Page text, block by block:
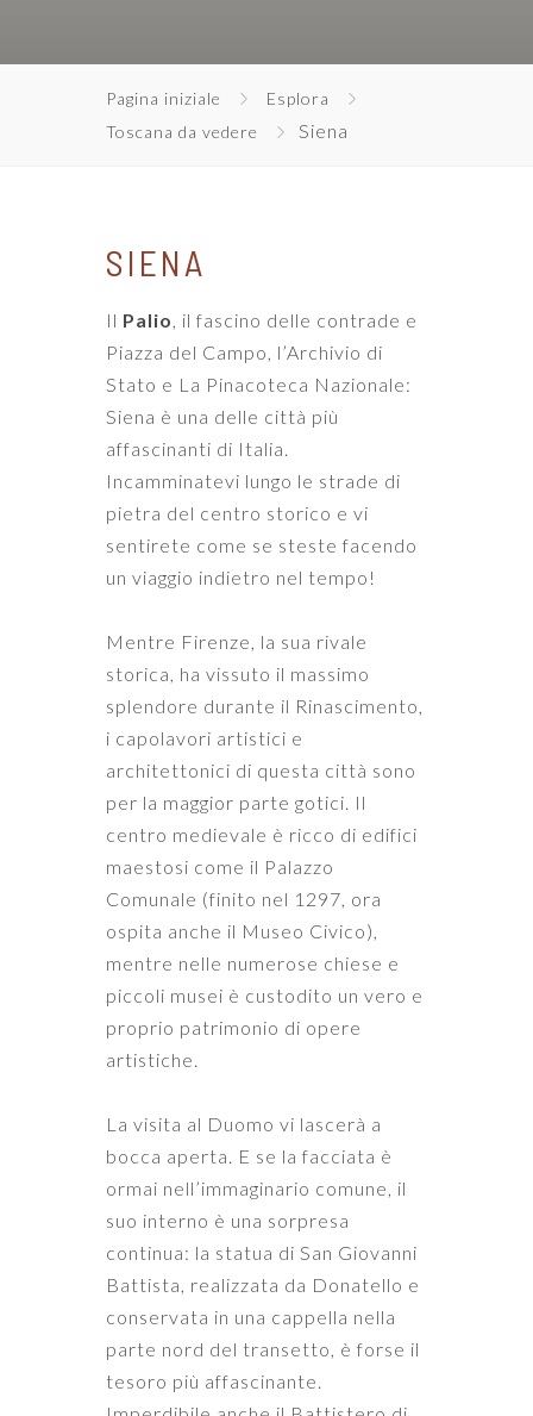
Pagina iniziale
Esplora
Toscana da vedere
Siena
SIENA
Il Palio , il fascino delle contrade e
Piazza del Campo, l’Archivio di
Stato e La Pinacoteca Nazionale:
Siena è una delle città più
affascinanti di Italia.
Incamminatevi lungo le strade di
pietra del centro storico e vi
sentirete come se steste facendo
un viaggio indietro nel tempo!
Mentre Firenze, la sua rivale
storica, ha vissuto il massimo
splendore durante il Rinascimento,
i capolavori artistici e
architettonici di questa città sono
per la maggior parte gotici. Il
centro medievale è ricco di edifici
maestosi come il Palazzo
Comunale (finito nel 1297, ora
ospita anche il Museo Civico),
mentre nelle numerose chiese e
piccoli musei è custodito un vero e
proprio patrimonio di opere
artistiche.
La visita al Duomo vi lascerà a
bocca aperta. E se la facciata è
ormai nell’immaginario comune, il
suo interno è una sorpresa
continua: la statua di San Giovanni
Battista, realizzata da Donatello e
conservata in una cappella nella
parte nord del transetto, è forse il
tesoro più affascinante.